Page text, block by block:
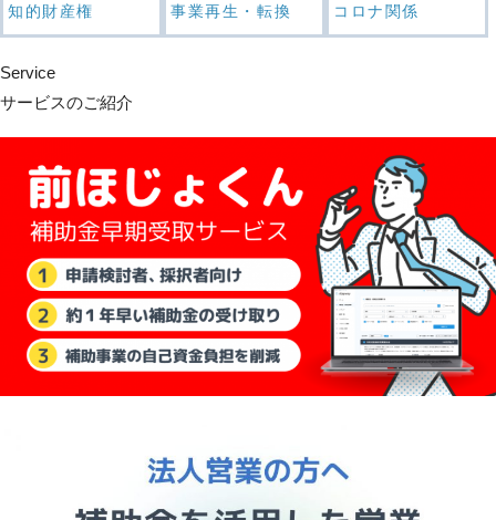
知的財産権 事業再生・転換 コロナ関係
Service
サービスのご紹介